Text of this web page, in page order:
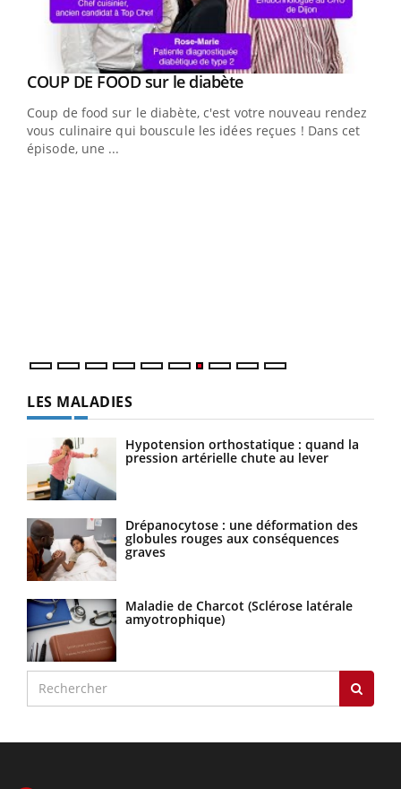
Youtube
COUP DE FOOD sur le diabèteYoutube
Coup de food sur le diabète, c'est votre nouveau rendez-
vous culinaire qui bouscule les idées reçues ! Dans cet
épisode, une ...
LES MALADIES
Hypotension orthostatique : quand la
pression artérielle chute au lever
Drépanocytose : une déformation des
globules rouges aux conséquences
graves
Maladie de Charcot (Sclérose latérale
amyotrophique)